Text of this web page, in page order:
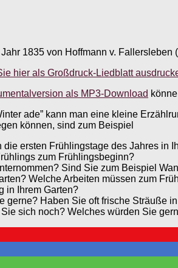
Jahr 1835 von Hoffmann v.
hier als Großdruck-Liedblatt
als MP3-Download
ade” kann man eine kleine
können, sind zum Beispiel
ersten Frühlingstage des Jahres in
zum Frühlingsbeginn?
Sind Sie zum Beispiel
Welche Arbeiten müssen zum
in Ihrem Garten?
gerne? Haben Sie oft frische Sträuße
sich noch? Welches würden Sie